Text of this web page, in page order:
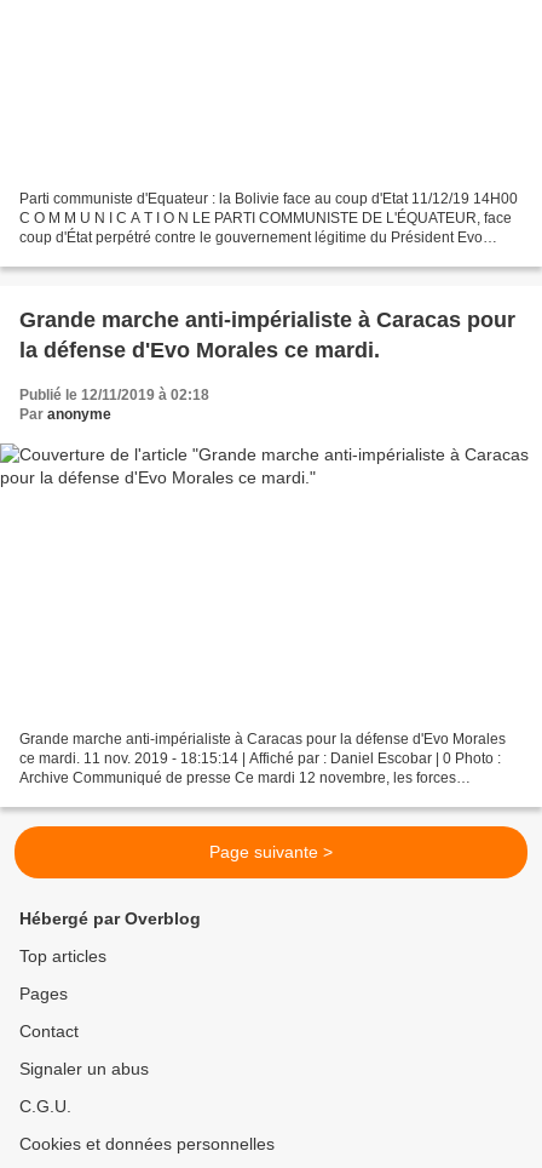
Parti communiste d'Equateur : la Bolivie face au coup d'Etat 11/12/19 14H00
C O M M U N I C A T I O N LE PARTI COMMUNISTE DE L'ÉQUATEUR, face
coup d'État perpétré contre le gouvernement légitime du Président Evo
Grande marche anti-impérialiste à Caracas pour
la défense d'Evo Morales ce mardi.
Publié le 12/11/2019 à 02:18
Par anonyme
Grande marche anti-impérialiste à Caracas pour la défense d'Evo Morales
ce mardi. 11 nov. 2019 - 18:15:14 | Affiché par : Daniel Escobar | 0 Photo :
Archive Communiqué de presse Ce mardi 12 novembre, les forces
Page suivante >
Hébergé par Overblog
Top articles
Pages
Contact
Signaler un abus
C.G.U.
Cookies et données personnelles